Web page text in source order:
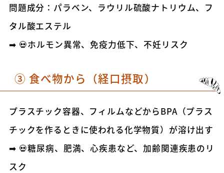
問題成分：パラベン、ラウリル硫酸ナトリウム、フ
タル酸エステル
➡ 💀ホルモン異常、免疫力低下、不妊リスク
③ 食べ物から（経口摂取）
プラスチック容器、フィルムなどからBPA（プラス
チックを作るときに使われる化学物質）が溶け出す
➡ 💀糖尿病、肥満、心疾患など、加齢関連疾患のリ
スク